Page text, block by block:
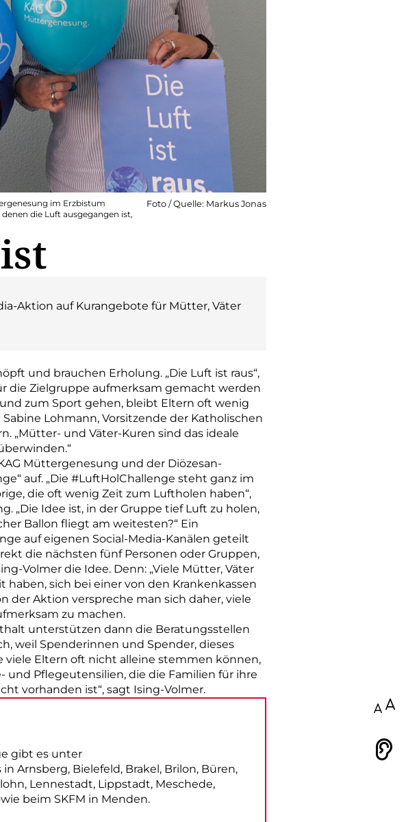
im Erzbistum
die Luft ausgegangen ist,
Foto / Quelle: Markus Jonas
Aktion auf Kurangebote für Mütter, Väter
und brauchen Erholung. „Die Luft ist raus“,
die Zielgruppe aufmerksam gemacht werden
zum Sport gehen, bleibt Eltern oft wenig
Lohmann, Vorsitzende der Katholischen
„Mütter- und Väter-Kuren sind das ideale
Müttergenesung und der Diözesan-
auf. „Die #LuftHolChallenge steht ganz im
die oft wenig Zeit zum Luftholen haben“,
„Die Idee ist, in der Gruppe tief Luft zu holen,
Ballon fliegt am weitesten?“ Ein
auf eigenen Social-Media-Kanälen geteilt
die nächsten fünf Personen oder Gruppen,
Volmer die Idee. Denn: „Viele Mütter, Väter
sich bei einer von den Krankenkassen
der Aktion verspreche man sich daher, viele
zu machen.
unterstützen dann die Beratungsstellen
weil Spenderinnen und Spender, dieses
viele Eltern oft nicht alleine stemmen können,
und Pflegeutensilien, die die Familien für ihre
vorhanden ist“, sagt Ising-Volmer.
gibt es unter
Arnsberg, Bielefeld, Brakel, Brilon, Büren,
Lennestadt, Lippstadt, Meschede,
beim SKFM in Menden.